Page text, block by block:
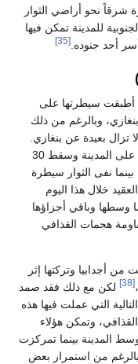
شرقاً نحو أراضي الثوار
للمدينة تمكن فيها
[35]
أطبقت سيطرتها على
وبالرغم من ذلك
تزال بعيدة عن بنغازي.
ومع هذا فقد استمر الحصار والقصف العنيف على المدينة وسقط 30
نفى الثوار سيطرة
خلال هذا اليوم
وسطها وباقي أجزاؤها
هجمات القذافي
من أجدابيا وتركتها إثر
،[38]
لكن مع ذلك فقد صمد
التي عملت فيها هذه
وتمكن هؤلاء
المدينة بينما تمركزت
من استمرار بعض